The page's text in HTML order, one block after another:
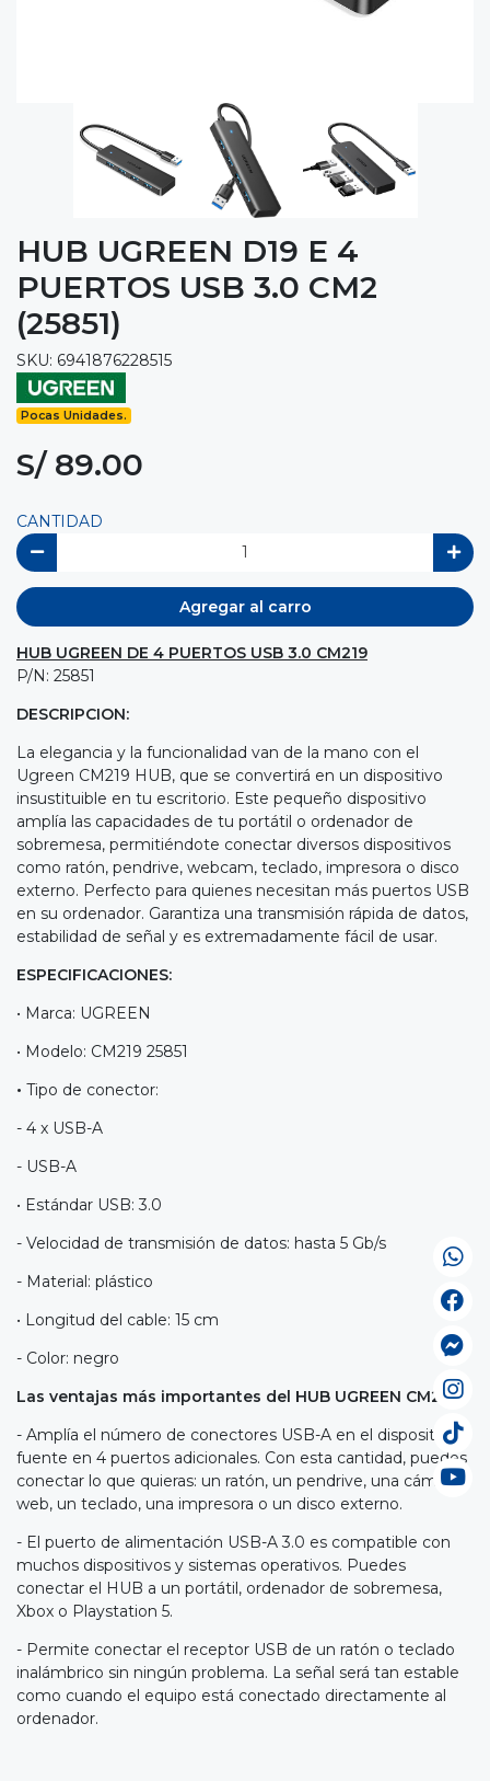
HUB UGREEN D19 E 4
PUERTOS USB 3.0 CM2
(25851)
SKU: 6941876228515
Pocas Unidades.
S/ 89.00
CANTIDAD
Agregar al carro
HUB UGREEN DE 4 PUERTOS USB 3.0 CM219
P/N: 25851
DESCRIPCION:
La elegancia y la funcionalidad van de la mano con el
Ugreen CM219 HUB, que se convertirá en un dispositivo
insustituible en tu escritorio. Este pequeño dispositivo
amplía las capacidades de tu portátil o ordenador de
sobremesa, permitiéndote conectar diversos dispositivos
como ratón, pendrive, webcam, teclado, impresora o disco
externo. Perfecto para quienes necesitan más puertos USB
en su ordenador. Garantiza una transmisión rápida de datos,
estabilidad de señal y es extremadamente fácil de usar.
ESPECIFICACIONES:
• Marca: UGREEN
• Modelo: CM219 25851
• Tipo de conector:
- 4 x USB-A
- USB-A
• Estándar USB: 3.0
- Velocidad de transmisión de datos: hasta 5 Gb/s
- Material: plástico
• Longitud del cable: 15 cm
- Color: negro
Las ventajas más importantes del HUB UGREEN CM219:
- Amplía el número de conectores USB-A en el dispositivo
fuente en 4 puertos adicionales. Con esta cantidad, puedes
conectar lo que quieras: un ratón, un pendrive, una cámara
web, un teclado, una impresora o un disco externo.
- El puerto de alimentación USB-A 3.0 es compatible con
muchos dispositivos y sistemas operativos. Puedes
conectar el HUB a un portátil, ordenador de sobremesa,
Xbox o Playstation 5.
- Permite conectar el receptor USB de un ratón o teclado
inalámbrico sin ningún problema. La señal será tan estable
como cuando el equipo está conectado directamente al
ordenador.